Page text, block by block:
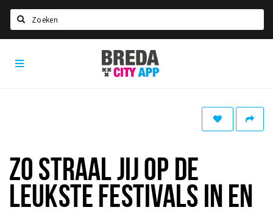
Home
Eten
Drinken
Breda
City
App
ZO STRAAL JIJ OP DE
LEUKSTE FESTIVALS IN EN